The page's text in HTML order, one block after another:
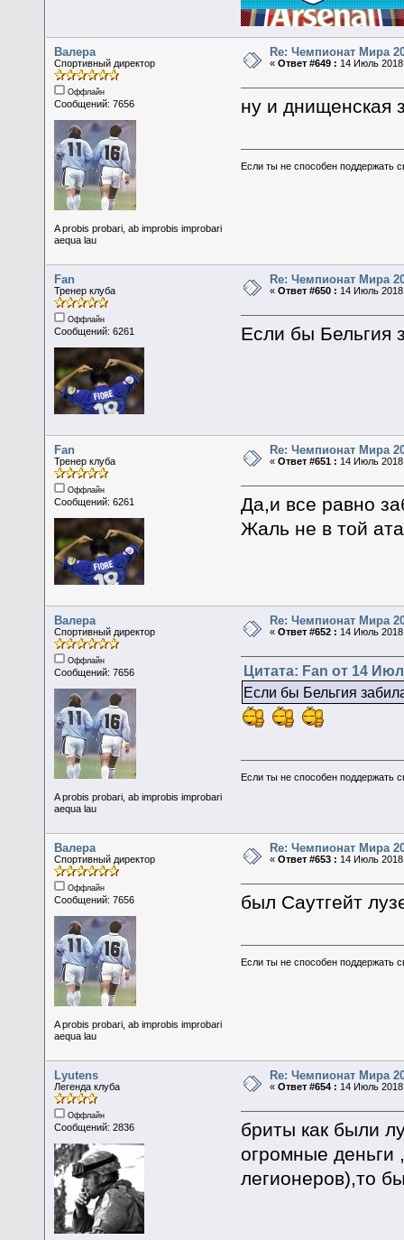
Валера
Спортивный директор
Оффлайн
Сообщений: 7656
A probis probari, ab improbis improbari
aequa lau
Re: Чемпионат Мира
«Ответ #649 : 14 Июль
ну и днищенская
Если ты не способен поддержать
Fan
Тренер клуба
Оффлайн
Сообщений: 6261
Re: Чемпионат Мира
«Ответ #650 : 14 Июль
Если бы Бельгия
Fan
Тренер клуба
Оффлайн
Сообщений: 6261
Re: Чемпионат Мира
«Ответ #651 : 14 Июль
Да,и все равно
Жаль не в той
Валера
Спортивный директор
Оффлайн
Сообщений: 7656
A probis probari, ab improbis improbari
aequa lau
Re: Чемпионат Мира
«Ответ #652 : 14 Июль
Цитата: Fan от 14
Если бы Бельгия
Если ты не способен поддержать
Валера
Спортивный директор
Оффлайн
Сообщений: 7656
A probis probari, ab improbis improbari
aequa lau
Re: Чемпионат Мира
«Ответ #653 : 14 Июль
был Саутгейт
Если ты не способен поддержать
Lyutens
Легенда клуба
Оффлайн
Сообщений: 2836
Re: Чемпионат Мира
«Ответ #654 : 14 Июль
бриты как были
огромные деньги
легионеров),то